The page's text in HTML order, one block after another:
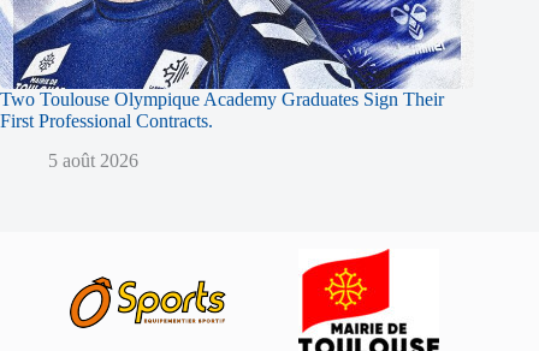
Two Toulouse Olympique Academy Graduates Sign Their
First Professional Contracts.
5 août 2026